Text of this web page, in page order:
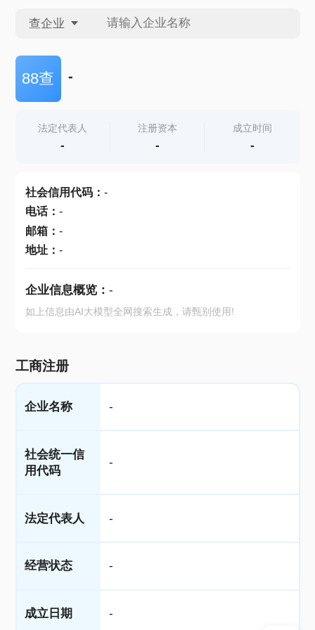
查企业
查企业
查产地
88查 -
法定代表人
-
注册资本
-
成立时间
-
社会信用代码： -
电话： -
邮箱： -
地址： -
企业信息概览： -
如上信息由AI大模型全网搜索生成，请甄别使用!
工商注册
企业名称 -
社会统一信
用代码
-
法定代表人 -
经营状态 -
成立日期 -